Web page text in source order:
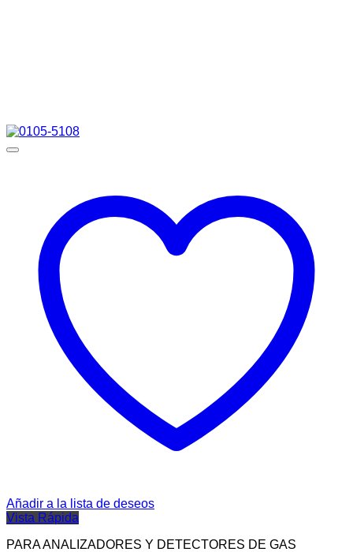
Añadir a la lista de deseos
Vista Rápida
PARA ANALIZADORES Y DETECTORES DE GAS